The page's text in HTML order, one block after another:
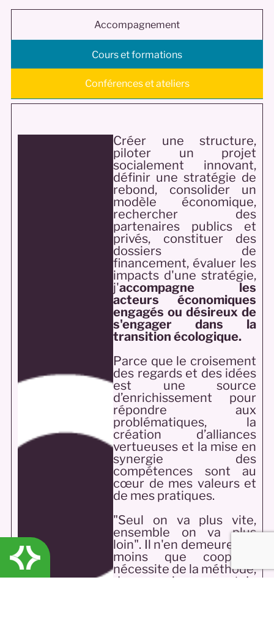
Accompagnement
Cours et formations
Conférences et ateliers
Créer une structure,
piloter un projet
socialement innovant,
définir une stratégie de
rebond, consolider un
modèle économique,
rechercher des
partenaires publics et
privés, constituer des
dossiers de
financement, évaluer les
impacts d'une stratégie,
j'accompagne les
acteurs économiques
engagés ou désireux de
s'engager dans la
transition écologique.
Parce que le croisement
des regards et des idées
est une source
d’enrichissement pour
répondre aux
problématiques, la
création d’alliances
vertueuses et la mise en
synergie des
compétences sont au
cœur de mes valeurs et
de mes pratiques.
"Seul on va plus vite,
ensemble on va plus
loin". Il n'en demeure pas
moins que coopérer
nécessite de la méthode,
des connaissances, et du